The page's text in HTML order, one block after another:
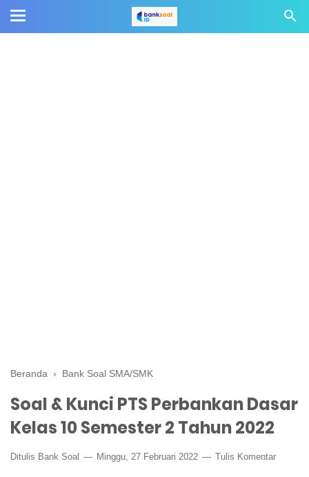
Beranda › Bank Soal SMA/SMK
Soal & Kunci PTS Perbankan Dasar
Kelas 10 Semester 2 Tahun 2022
Ditulis Bank Soal Minggu, 27 Februari 2022 Tulis Komentar